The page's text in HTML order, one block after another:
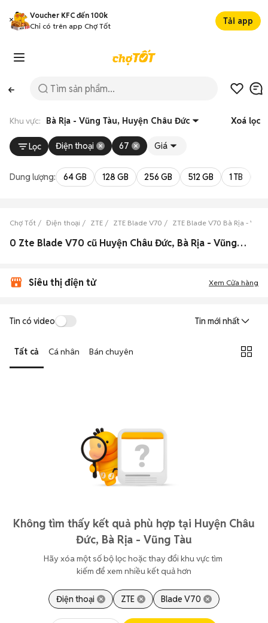
Voucher KFC đến 100k
Chỉ có trên app Chợ Tốt
Tải app
Khu vực: Bà Rịa - Vũng Tàu, Huyện Châu Đức Xoá lọc
Lọc Điện thoại 67 Giá
Dung lượng: 64 GB 128 GB 256 GB 512 GB 1 TB
Chợ Tốt Điện thoại ZTE ZTE Blade V70 ZTE Blade V70 Bà Rịa -
0 Zte Blade V70 cũ Huyện Châu Đức, Bà Rịa - Vũng Tàu đẹp
Siêu thị điện tử Xem Cửa hàng
Tin có video Tin mới nhất
Tất cả Cá nhân Bán chuyên
Không tìm thấy kết quả phù hợp tại Huyện Châu
Đức, Bà Rịa - Vũng Tàu
Hãy xóa một số bộ lọc hoặc thay đổi khu vực tìm
kiếm để xem nhiều kết quả hơn
Điện thoại ZTE Blade V70